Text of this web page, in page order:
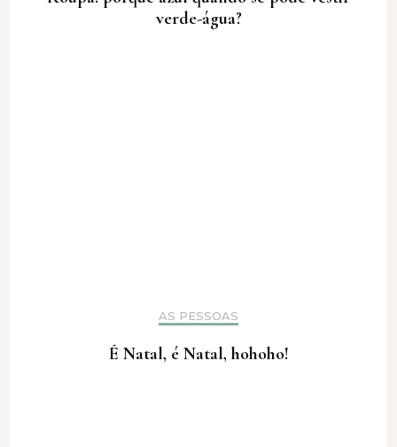
verde-água?
AS PESSOAS
É Natal, é Natal, hohoho!